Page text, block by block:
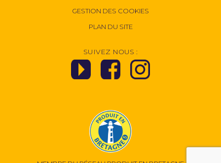
GESTION DES COOKIES
PLAN DU SITE
SUIVEZ NOUS :